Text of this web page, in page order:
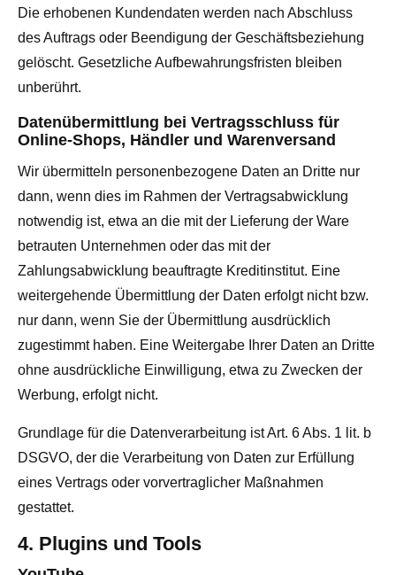
Die erhobenen Kundendaten werden nach Abschluss
des Auftrags oder Beendigung der Geschäftsbeziehung
gelöscht. Gesetzliche Aufbewahrungsfristen bleiben
unberührt.
Datenübermittlung bei Vertragsschluss für
Online-Shops, Händler und Warenversand
Wir übermitteln personenbezogene Daten an Dritte nur
dann, wenn dies im Rahmen der Vertragsabwicklung
notwendig ist, etwa an die mit der Lieferung der Ware
betrauten Unternehmen oder das mit der
Zahlungsabwicklung beauftragte Kreditinstitut. Eine
weitergehende Übermittlung der Daten erfolgt nicht bzw.
nur dann, wenn Sie der Übermittlung ausdrücklich
zugestimmt haben. Eine Weitergabe Ihrer Daten an Dritte
ohne ausdrückliche Einwilligung, etwa zu Zwecken der
Werbung, erfolgt nicht.
Grundlage für die Datenverarbeitung ist Art. 6 Abs. 1 lit. b
DSGVO, der die Verarbeitung von Daten zur Erfüllung
eines Vertrags oder vorvertraglicher Maßnahmen
gestattet.
4. Plugins und Tools